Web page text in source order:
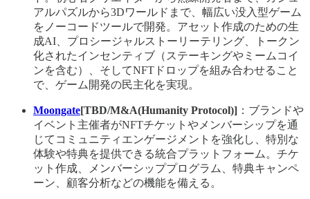
アルパズルから3Dワールドまで、幅広い没入型ゲーム
をノーコードツールで開発。アセット作成のための生
成AI、プロシージャルストーリーテリング、トークン
化されたインセンティブ（ステーキングやミームコイ
ンを含む）、そしてNFTドロップを組み合わせること
で、ゲーム開発の民主化を実現。
Moongate[TBD/M&A(Humanity Protocol)] ：ブランドや
イベント主催者がNFTチケットやメンバーシップを通
じてコミュニティエンゲージメントを強化し、特別な
体験や特典を提供できる統合プラットフォーム。チケ
ット作成、メンバーシッププログラム、特典キャンペ
ーン、顧客分析などの機能を備える。